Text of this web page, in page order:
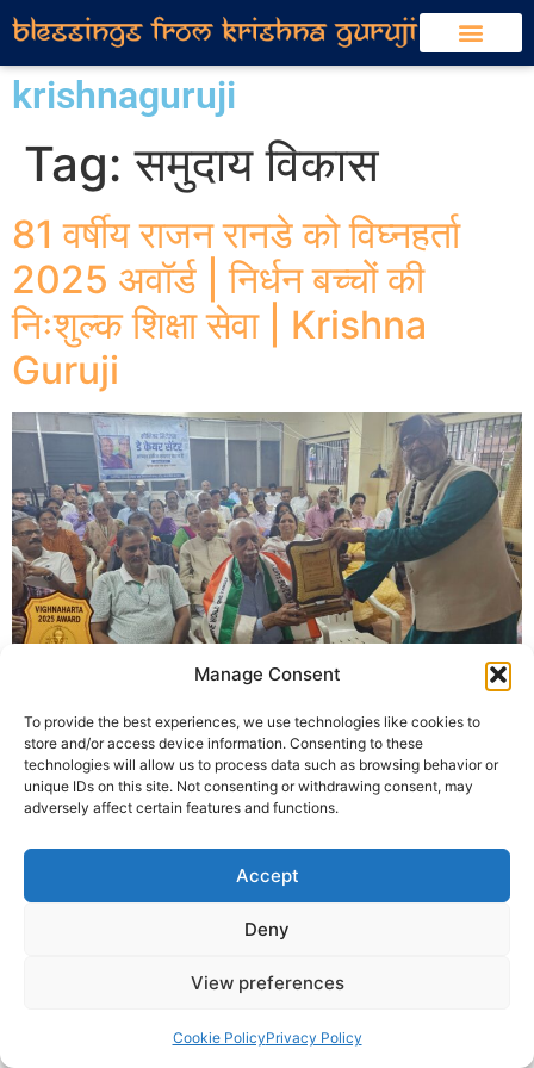
Manage Consent
To provide the best experiences, we use technologies like cookies to
store and/or access device information. Consenting to these
technologies will allow us to process data such as browsing behavior or
unique IDs on this site. Not consenting or withdrawing consent, may
adversely affect certain features and functions.
Accept
Deny
View preferences
Cookie PolicyPrivacy Policy
krishnaguruji
Tag:समुदाय विकास
81 वर्षीय राजन रानडे को विघ्नहर्ता
2025 अवॉर्ड | निर्धन बच्चों की
निःशुल्क शिक्षा सेवा | Krishna
Guruji
को आगे बढ़ाया जा रहा है—जहाँ गणेश आरती के मानवीय संदेश को सामाजिक
सेवा से जोड़कर इंदौर के वंचित विद्यार्थियों को निशुल्क शिक्षा का अवसर दिया
जा रहा है। जानिए, कैसे आप भी किसी के जीवन के ‘विघ्नहर्ता’ बन सकते
हैं।”
© 2025 Krishna Guruji |Privacy Policy